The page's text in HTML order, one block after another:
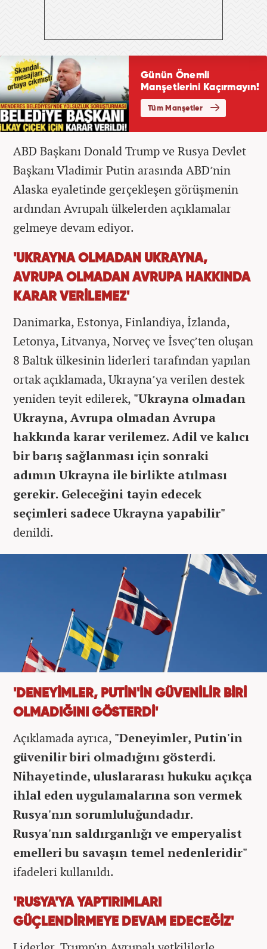
ABD Başkanı Donald Trump ve Rusya Devlet
Başkanı Vladimir Putin arasında ABD’nin
Alaska eyaletinde gerçekleşen görüşmenin
ardından Avrupalı ülkelerden açıklamalar
gelmeye devam ediyor.
'UKRAYNA OLMADAN UKRAYNA,
AVRUPA OLMADAN AVRUPA HAKKINDA
KARAR VERİLEMEZ'
Danimarka, Estonya, Finlandiya, İzlanda,
Letonya, Litvanya, Norveç ve İsveç’ten oluşan
8 Baltık ülkesinin liderleri tarafından yapılan
ortak açıklamada, Ukrayna’ya verilen destek
yeniden teyit edilerek, "Ukrayna olmadan
Ukrayna, Avrupa olmadan Avrupa
hakkında karar verilemez. Adil ve kalıcı
bir barış sağlanması için sonraki
adımın Ukrayna ile birlikte atılması
gerekir. Geleceğini tayin edecek
seçimleri sadece Ukrayna yapabilir"
denildi.
'DENEYİMLER, PUTİN'İN GÜVENİLİR BİRİ
OLMADIĞINI GÖSTERDİ'
Açıklamada ayrıca, "Deneyimler, Putin'in
güvenilir biri olmadığını gösterdi.
Nihayetinde, uluslararası hukuku açıkça
ihlal eden uygulamalarına son vermek
Rusya'nın sorumluluğundadır.
Rusya'nın saldırganlığı ve emperyalist
emelleri bu savaşın temel nedenleridir"
ifadeleri kullanıldı.
'RUSYA'YA YAPTIRIMLARI
GÜÇLENDİRMEYE DEVAM EDECEĞİZ'